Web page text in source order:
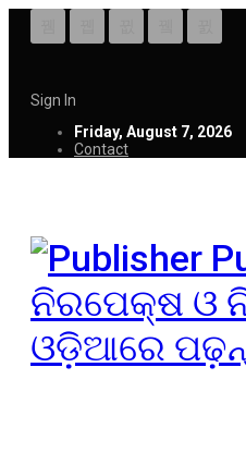
Sign In
Friday, August 7, 2026
Contact
ନିରପେକ୍ଷ ଓ
ଓଡ଼ିଆରେ